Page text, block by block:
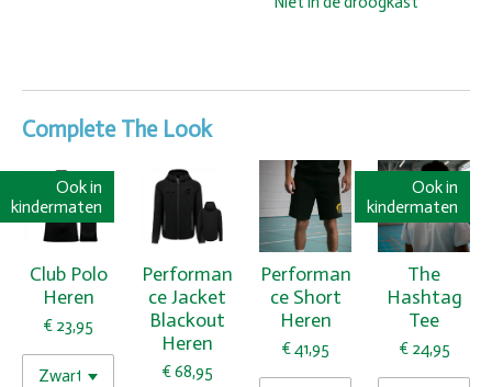
Complete The Look
Ook in
kindermaten
Club Polo
Heren
€ 23,95
Performan
ce Jacket
Blackout
Heren
€ 68,95
Performan
ce Short
Heren
€ 41,95
Ook in
kindermaten
The
Hashtag
Tee
€ 24,95